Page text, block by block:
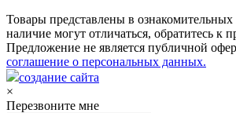
Товары представлены в
наличие могут отличаться, обратитесь к
Предложение не является публичной
соглашение о персональных данных.
создание сайта
×
Перезвоните мне